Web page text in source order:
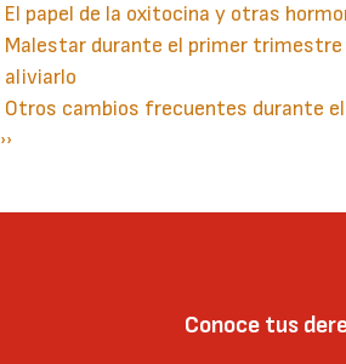
El papel de la oxitocina y otras
Malestar durante el primer trimestre
aliviarlo
Otros cambios frecuentes durante
Paginación
Siguiente
››
Conoce tus